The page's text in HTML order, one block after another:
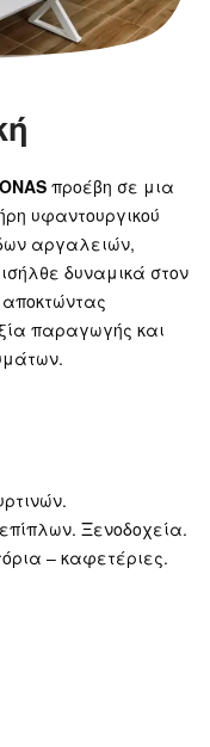
προέβη σε μια
υφαντουργικού
αργαλειών,
δυναμικά στον
παραγωγής και
Ξενοδοχεία.
– καφετέριες.